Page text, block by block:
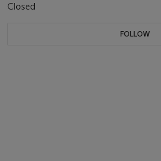
Closed
FOLLOW